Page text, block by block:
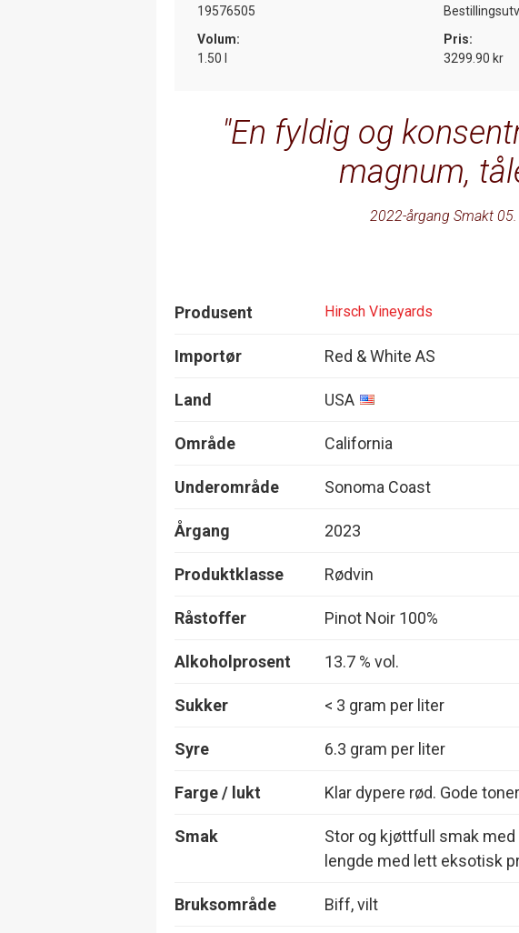
19576505
Volum:
1.50 l
Pris:
3299.90 kr
En fyldig og
magnum,
2022-årgang Smakt
Produsent Hirsch Vineyards
Importør Red & White AS
Land USA
Område California
Underområde Sonoma Coast
Årgang 2023
Produktklasse Rødvin
Råstoffer Pinot Noir 100%
Alkoholprosent 13.7 % vol.
Sukker < 3 gram per liter
Syre 6.3 gram per liter
Farge / lukt Klar dypere rød. Gode
Smak
Stor og kjøttfull smak
lengde med lett eksotisk
Bruksområde Biff, vilt